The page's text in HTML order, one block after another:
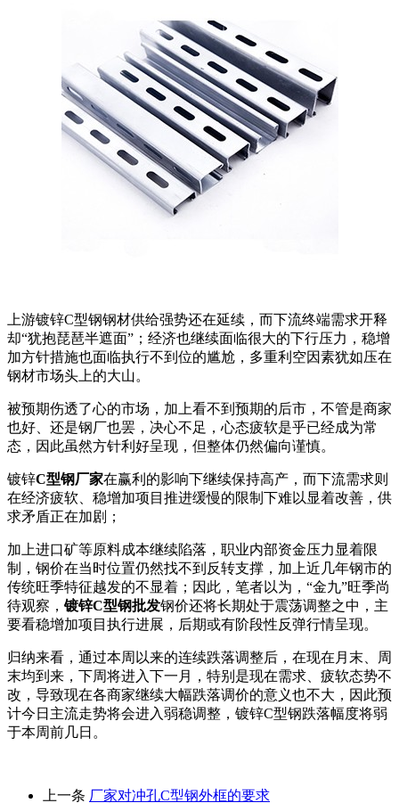
上游镀锌C型钢钢材供给强势还在延续，而下流终端需求开释
却“犹抱琵琶半遮面”；经济也继续面临很大的下行压力，稳增
加方针措施也面临执行不到位的尴尬，多重利空因素犹如压在
钢材市场头上的大山。
被预期伤透了心的市场，加上看不到预期的后市，不管是商家
也好、还是钢厂也罢，决心不足，心态疲软是乎已经成为常
态，因此虽然方针利好呈现，但整体仍然偏向谨慎。
镀锌C型钢厂家在赢利的影响下继续保持高产，而下流需求则
在经济疲软、稳增加项目推进缓慢的限制下难以显着改善，供
求矛盾正在加剧；
加上进口矿等原料成本继续陷落，职业内部资金压力显着限
制，钢价在当时位置仍然找不到反转支撑，加上近几年钢市的
传统旺季特征越发的不显着；因此，笔者以为，“金九”旺季尚
待观察， 镀锌C型钢批发钢价还将长期处于震荡调整之中，主
要看稳增加项目执行进展，后期或有阶段性反弹行情呈现。
归纳来看，通过本周以来的连续跌落调整后，在现在月末、周
末均到来，下周将进入下一月，特别是现在需求、疲软态势不
改，导致现在各商家继续大幅跌落调价的意义也不大，因此预
计今日主流走势将会进入弱稳调整，镀锌C型钢跌落幅度将弱
于本周前几日。
上一条 ​厂家对冲孔C型钢外框的要求